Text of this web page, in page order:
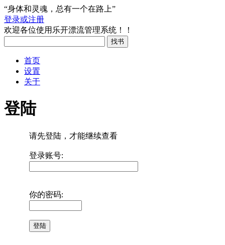
“身体和灵魂，总有一个在路上”
登录或注册
欢迎各位使用乐开漂流管理系统！！
首页
设置
关于
登陆
请先登陆，才能继续查看
登录账号:
你的密码: